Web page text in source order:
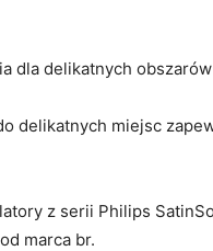
dla delikatnych obszarów
delikatnych miejsc
z serii Philips
marca br.